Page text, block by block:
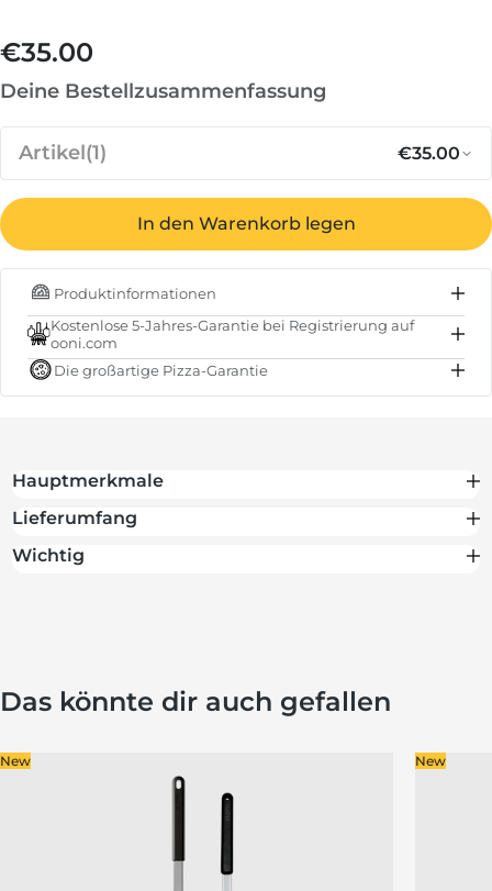
Normaler Preis
€35.00
Deine Bestellzusammenfassung
Artikel(1) €35.00
Ooni Servierpfanne aus Gusseisen
Zwischensumme €35.00
Gesamt €35.00
In den Warenkorb legen
Produktinformationen
Kostenlose 5-Jahres-Garantie bei Registrierung auf
ooni.com
Die großartige Pizza-Garantie
Hauptmerkmale
Lieferumfang
Wichtig
Das könnte dir auch gefallen
New New